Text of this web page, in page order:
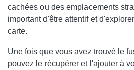
cachées ou des emplacements
important d'être attentif et
carte.
Une fois que vous avez trouvé le
pouvez le récupérer et l'ajouter à